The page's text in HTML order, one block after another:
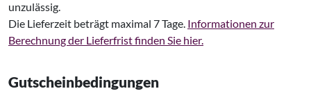
unzulässig.
Die Lieferzeit beträgt maximal 7 Tage. Informationen zur
Berechnung der Lieferfrist finden Sie hier.
Gutscheinbedingungen